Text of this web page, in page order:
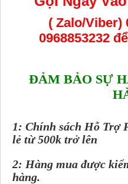
( Zalo/Viber)
0968853232
ĐẢM BẢO SỰ
1: Chính sách Hỗ Trợ
lẻ từ 500k trở lên
2: Hàng mua được
hàng.